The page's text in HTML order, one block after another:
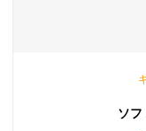
ソフ